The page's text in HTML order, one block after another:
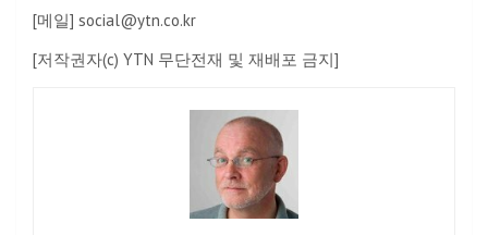
[메일] social@ytn.co.kr
[저작권자(c) YTN 무단전재 및 재배포 금지]